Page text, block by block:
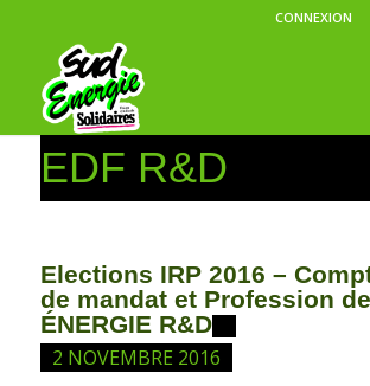
CONNEXION
EDF R&D
Elections IRP 2016 –
de mandat et Profession
ÉNERGIE R&D
2 NOVEMBRE 2016